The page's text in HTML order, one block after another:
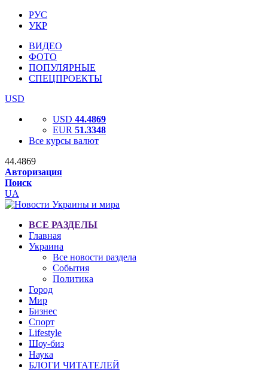
РУС
УКР
ВИДЕО
ФОТО
ПОПУЛЯРНЫЕ
СПЕЦПРОЕКТЫ
USD
USD 44.4869
EUR 51.3348
Все курсы валют
44.4869
Авторизация
Поиск
UA
ВСЕ РАЗДЕЛЫ
Главная
Украина
Все новости раздела
События
Политика
Город
Мир
Бизнес
Спорт
Lifestyle
Шоу-биз
Наука
БЛОГИ ЧИТАТЕЛЕЙ